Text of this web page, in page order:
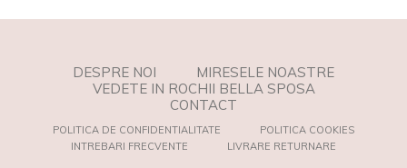
DESPRE NOI
MIRESELE NOASTRE
VEDETE IN ROCHII BELLA SPOSA
CONTACT
POLITICA DE CONFIDENTIALITATE
POLITICA COOKIES
INTREBARI FRECVENTE
LIVRARE RETURNARE